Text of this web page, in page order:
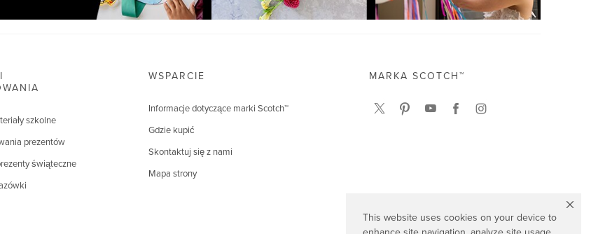
This website uses cookies on your device to
szkolne
prezentów
świąteczne
WSPARCIE
Informacje dotyczące marki Scotch™
Gdzie kupić
Skontaktuj się z nami
Mapa strony
MARKA SCOTCH™